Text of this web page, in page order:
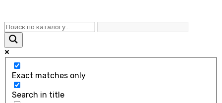
Exact matches only
Search in title